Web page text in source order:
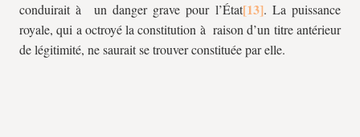
conduirait à un danger grave pour l’État
. La puissance
royale, qui a octroyé la constitution à raison d’un titre antérieur
de légitimité, ne saurait se trouver constituée par elle.